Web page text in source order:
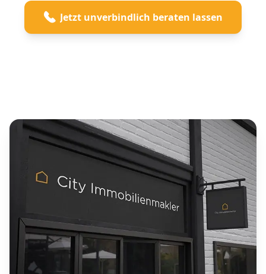
Jetzt unverbindlich beraten lassen